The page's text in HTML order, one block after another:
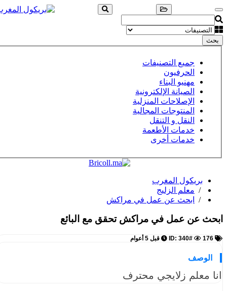
بحث
جميع التصنيفات
الحرفيون
مهنيو البناء
الصيانة الإلكترونية
الإصلاحات المنزلية
المنتوجات المجالية
النقل و التنقل
خدمات الأطعمة
خدمات أخرى
بريكول المغرب
/ معلم الزليج
/
ابحث عن عمل في مراكش
ابحث عن عمل في مراكش تحقق مع البائع
176 قبل 5 أعوام
الوصف
انا معلم زلايجي محترف